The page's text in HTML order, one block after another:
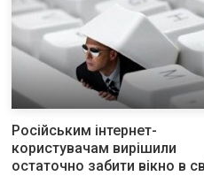
Російським інтернет-
користувачам вирішили
остаточно забити вікно в